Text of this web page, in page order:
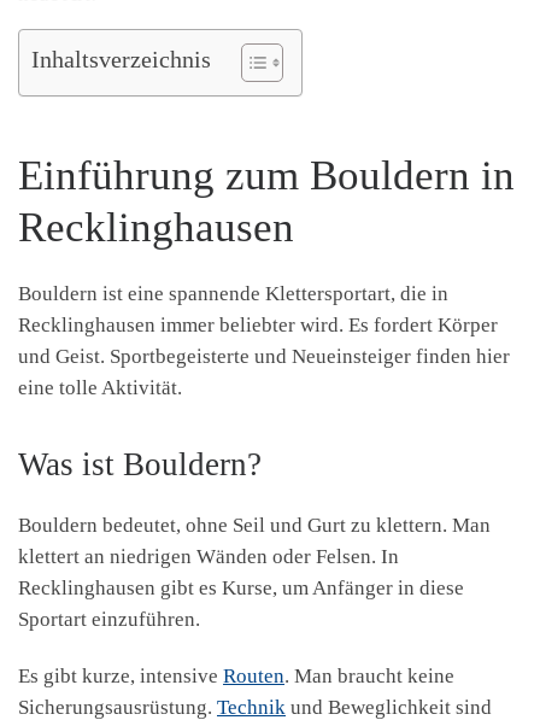
Inhaltsverzeichnis
Einführung zum Bouldern in
Recklinghausen
Bouldern ist eine spannende Klettersportart, die in
Recklinghausen immer beliebter wird. Es fordert Körper
und Geist. Sportbegeisterte und Neueinsteiger finden hier
eine tolle Aktivität.
Was ist Bouldern?
Bouldern bedeutet, ohne Seil und Gurt zu klettern. Man
klettert an niedrigen Wänden oder Felsen. In
Recklinghausen gibt es Kurse, um Anfänger in diese
Sportart einzuführen.
Es gibt kurze, intensive Routen. Man braucht keine
Sicherungsausrüstung. Technik und Beweglichkeit sind